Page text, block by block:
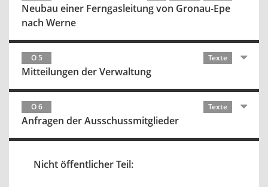
Neubau einer Ferngasleitung von Gronau-Epe
nach Werne
Ö 5 Texte
Mitteilungen der Verwaltung
Ö 6 Texte
Anfragen der Ausschussmitglieder
Nicht öffentlicher Teil: